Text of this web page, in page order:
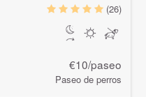
(26)
€10/paseo
Paseo de perros